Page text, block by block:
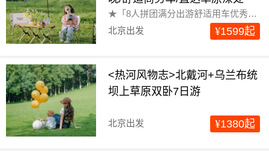
★「8人拼团满分出游舒适用车优秀司导严选酒店」①公司直营司机季度培训严禁杜绝宰客等行为提供司机兼向导基础服务行中司导端app跟踪为客人提供特殊保障......
北京出发
¥1599起
<热河风物志>北戴河+乌兰布统
坝上草原双卧7日游
北京出发 ¥1380起